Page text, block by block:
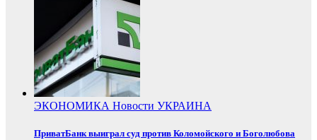
ЭКОНОМИКА Новости УКРАИНА
ПриватБанк выиграл суд против Коломойского и Боголюбова